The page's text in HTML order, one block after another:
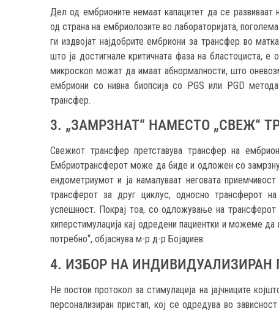
Дел од ембрионите немаат капацитет да се
од страна на ембриолозите во лабораторијата,
ги издвојат најдобрите ембриони за трансфер во
што ја достигнале критичната фаза на бластоциста,
микроскоп можат да имаат абнормалности, што
ембриони со нивна биопсија со PGS или PGD
трансфер.
3. „ЗАМРЗНАТ“ НАМЕСТО „СВЕЖ“
Свежиот трансфер претставува трансфер на
Ембриотрансферот може да биде и одложен со
ендометриумот и ја намалуваат неговата
трансферот за друг циклус, односно трансферот
успешност. Покрај тоа, со одложување на
хиперстимулација кај одредени пациентки и можеме
потребно“, објаснува м-р д-р Бојаџиев.
4. ИЗБОР НА
Не постои протокол за стимулација на јајчниците
персонализиран пристап, кој се одредува во